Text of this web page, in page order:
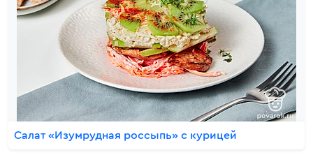
Салат «Изумрудная россыпь» с курицей